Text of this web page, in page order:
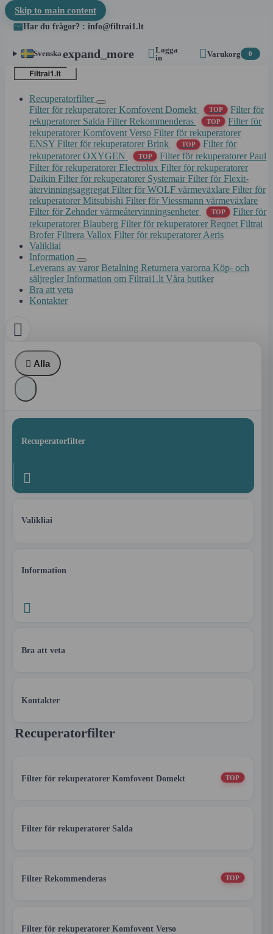
Skip to main content
Har du frågor? : info@filtrai1.lt
Svenska expand_more Logga
in
Varukorg 0
Recuperatorfilter
Filter för rekuperatorer Komfovent Domekt
TOP
Filter för
rekuperatorer Salda Filter Rekommenderas TOP
Filter för
rekuperatorer Komfovent Verso Filter för rekuperatorer
ENSY Filter för rekuperatorer Brink TOP
Filter för
rekuperatorer OXYGEN
TOP
Filter för rekuperatorer Paul
Filter för rekuperatorer Electrolux Filter för rekuperatorer
Daikin Filter för rekuperatorer Systemair Filter för Flexit-
återvinningsaggregat Filter för WOLF värmeväxlare Filter för
rekuperatorer Mitsubishi Filter för Viessmann värmeväxlare
Filter för Zehnder värmeåtervinningsenheter
TOP
Filter för
rekuperatorer Blauberg Filter för rekuperatorer Reqnet Filtrai
Brofer Filtrera Vallox Filter för rekuperatorer Aeris
Valikliai
Information
Leverans av varor Betalning Returnera varorna Köp- och
säljregler Information om Filtrai1.lt Våra butiker
Bra att veta
Kontakter

 Alla
Recuperatorfilter

Valikliai
Information

Bra att veta
Kontakter
Recuperatorfilter
Filter för rekuperatorer Komfovent Domekt TOP
Filter för rekuperatorer Salda
Filter Rekommenderas TOP
Filter för rekuperatorer Komfovent Verso